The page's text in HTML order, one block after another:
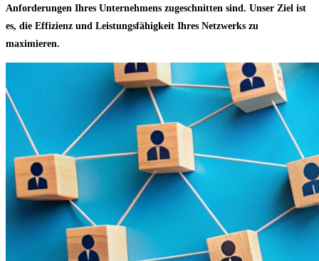
Anforderungen Ihres Unternehmens zugeschnitten sind. Unser Ziel ist
es, die Effizienz und Leistungsfähigkeit Ihres Netzwerks zu
maximieren.